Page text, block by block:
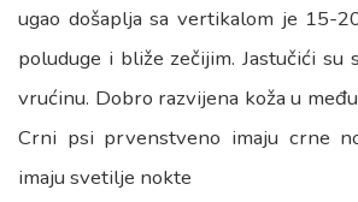
ugao došaplja sa vertikalom je 15-
poluduge i bliže zečijim. Jastučići su
vrućinu. Dobro razvijena koža u
Crni psi prvenstveno imaju crne
imaju svetilje nokte